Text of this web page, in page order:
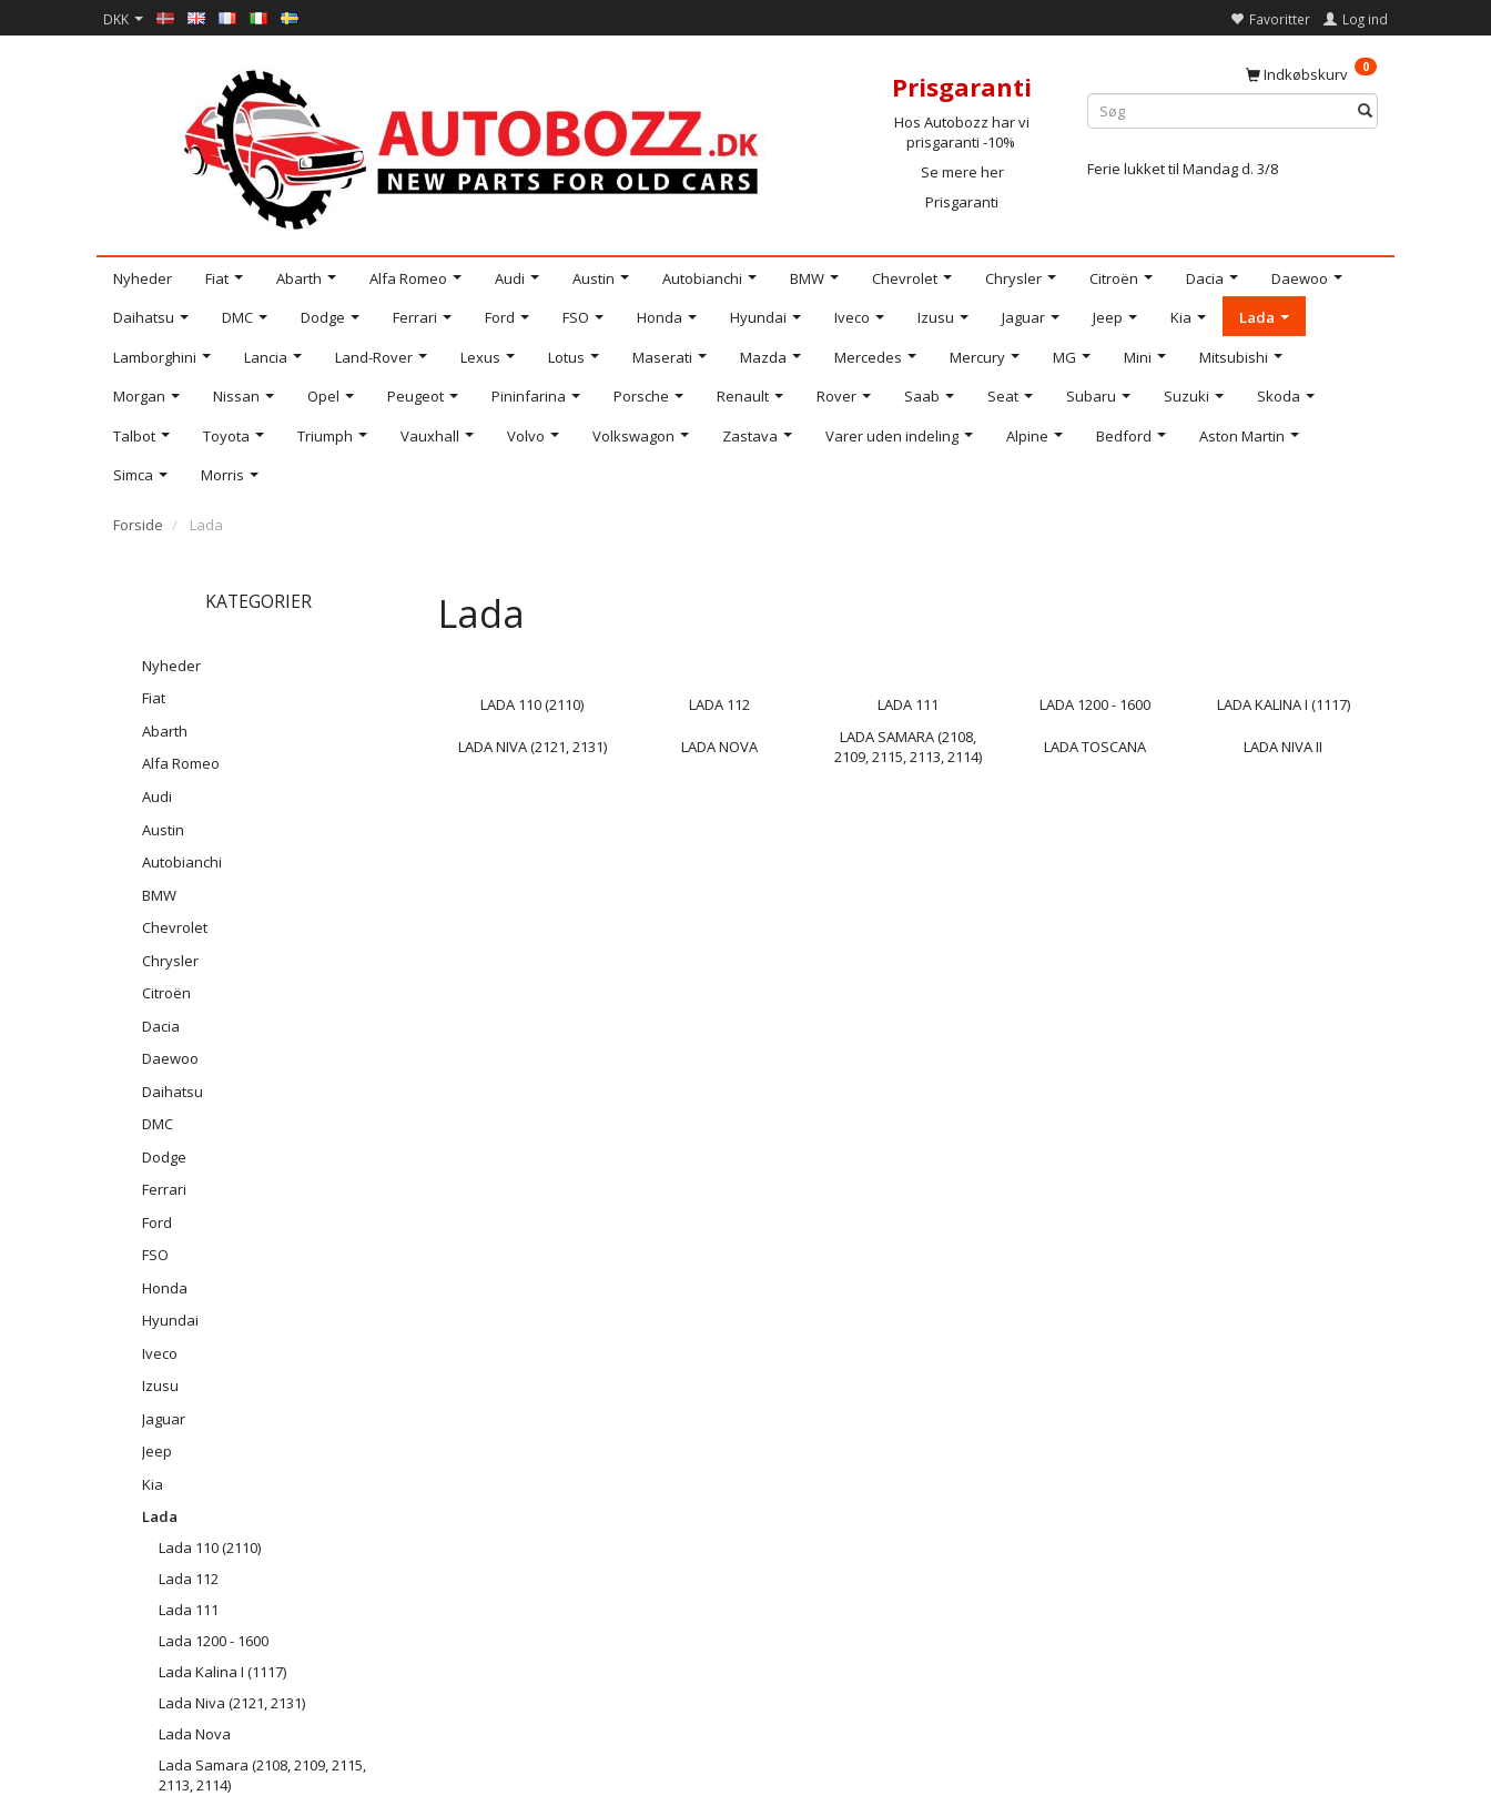
DKK Favoritter Log ind
Prisgaranti
Hos Autobozz har vi
prisgaranti -10%
Se mere her
Prisgaranti
Indkøbskurv 0
Ferie lukket til Mandag d. 3/8
Nyheder Fiat Abarth Alfa Romeo Audi Austin Autobianchi BMW Chevrolet Chrysler Citroën Dacia
Daewoo
Daihatsu
DMC Dodge Ferrari Ford FSO Honda Hyundai Iveco Izusu Jaguar Jeep Kia
Lada
Lamborghini
Lancia Land-Rover Lexus Lotus Maserati Mazda Mercedes Mercury MG Mini
Mitsubishi
Morgan
Nissan Opel Peugeot Pininfarina Porsche Renault Rover Saab Seat Subaru Suzuki
Skoda
Talbot
Toyota Triumph Vauxhall Volvo Volkswagon Zastava Varer uden indeling Alpine Bedford
Aston Martin
Simca
Morris
Forside Lada
KATEGORIER
Nyheder
Fiat
Abarth
Alfa Romeo
Audi
Austin
Autobianchi
BMW
Chevrolet
Chrysler
Citroën
Dacia
Daewoo
Daihatsu
DMC
Dodge
Ferrari
Ford
FSO
Honda
Hyundai
Iveco
Izusu
Jaguar
Jeep
Kia
Lada
Lada 110 (2110)
Lada 112
Lada 111
Lada 1200 - 1600
Lada Kalina I (1117)
Lada Niva (2121, 2131)
Lada Nova
Lada Samara (2108, 2109, 2115,
2113, 2114)
Lada
LADA 110 (2110) LADA 112 LADA 111 LADA 1200 - 1600 LADA KALINA I (1117)
LADA NIVA (2121, 2131) LADA NOVA
LADA SAMARA (2108,
2109, 2115, 2113, 2114)
LADA TOSCANA LADA NIVA II